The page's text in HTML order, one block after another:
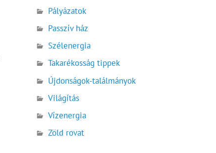
Pályázatok
Passzív ház
Szélenergia
Takarékosság tippek
Újdonságok-találmányok
Világítás
Vízenergia
Zöld rovat